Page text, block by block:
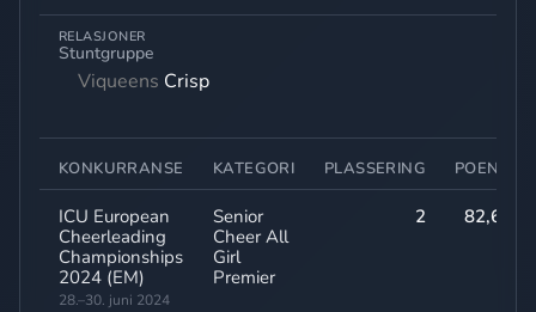
RELASJONER
Stuntgruppe
Viqueens Crisp
KONKURRANSE KATEGORI PLASSERING POENG
ICU European
Cheerleading
Championships
2024 (EM)
28.–30. juni 2024
Senior
Cheer All
Girl
Premier
2 82,60